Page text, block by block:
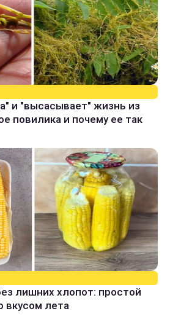
и "высасывает" жизнь из
повилика и почему ее так
лишних хлопот: простой
вкусом лета